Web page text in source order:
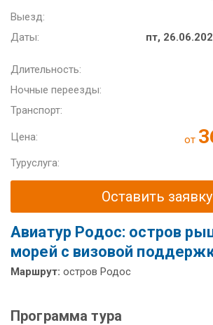
Выезд:
Даты:
пт,
Длительность:
Ночные переезды:
Транспорт:
Цена: от
Туруслуга:
Оставить заявку
Авиатур Родос: остров
морей с визовой
Маршрут: остров Родос
Программа тура